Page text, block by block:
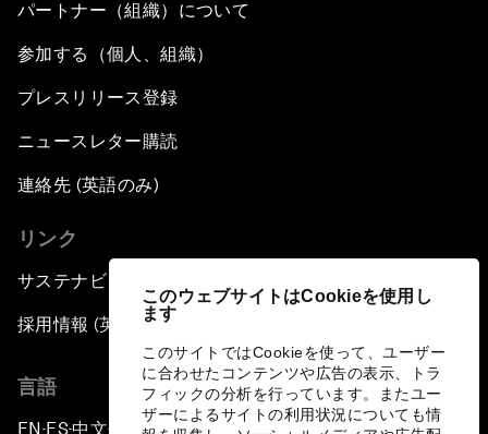
このウェブサイトはCookieを使用し
ます
このサイトではCookieを使って、ユーザー
に合わせたコンテンツや広告の表示、トラ
フィックの分析を行っています。またユー
ザーによるサイトの利用状況についても情
パートナー（組織）について
参加する（個人、組織）
プレスリリース登録
ニュースレター購読
連絡先 (英語のみ)
リンク
サステナビリティへの取り組み
採用情報 (英語のみ)
言語
EN ▪ ES▪中文▪ 日本語